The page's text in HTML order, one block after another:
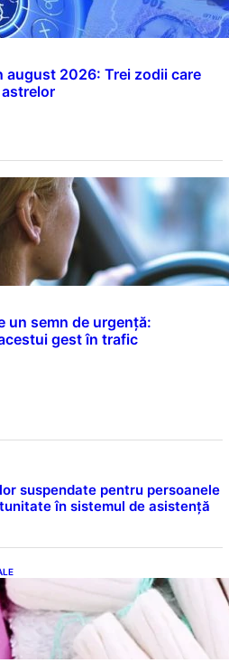
2026: Trei zodii care
un semn de urgență:
gest în trafic
suspendate pentru persoanele
în sistemul de asistență
menstruale: O analiză profundă
de metale toxice